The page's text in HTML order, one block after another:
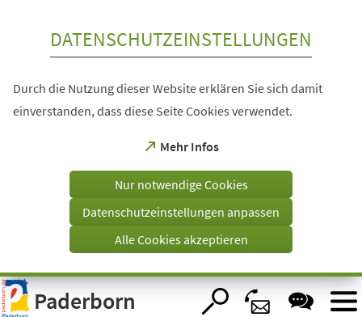
Visuelle
Assistenzsoftware
öffnen.
DATENSCHUTZEINSTELLUNGEN
Durch die Nutzung dieser Website erklären Sie sich damit
einverstanden, dass diese Seite Cookies verwendet.
Mehr Infos
(Öffnet
einem
Tab)
Nur notwendige Cookies
Datenschutzeinstellungen anpassen
Alle Cookies akzeptieren
Paderborn